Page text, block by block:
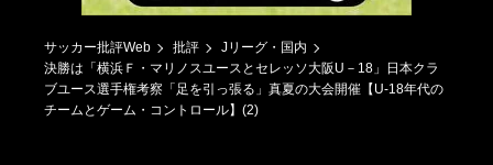
サッカー批評Web 批評
Jリーグ・国内
決勝は「横浜Ｆ・マリノスユースとセレッソ大阪U－18」日本クラ
ブユース選手権考察「足を引っ張る」真夏の大会開催【U-18年代の
チームとゲーム・コントロール】(2)